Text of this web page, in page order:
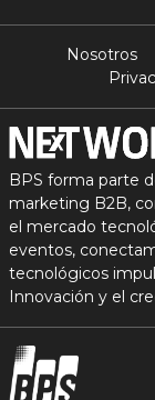
Nosotros
BPS forma parte
marketing B2B,
el mercado
eventos,
tecnológicos
Innovación y el